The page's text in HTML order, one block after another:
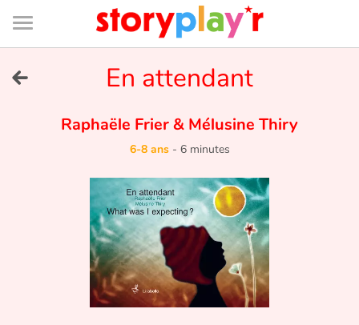
Connexion
Bibliothèque
de
page
Tester gratuitement
Bibliothèque
En attendant
Raphaële Frier& Mélusine Thiry
6-8 ans- 6 minutes